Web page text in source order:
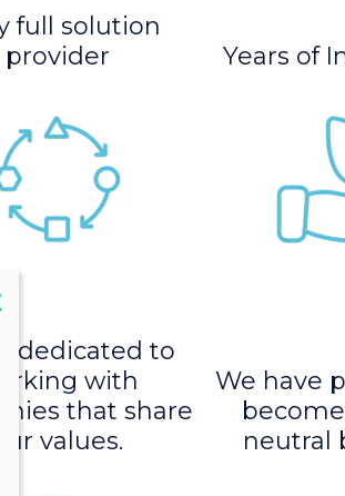
full solution
provider
Years of
dedicated to
with
that share
our values.
We have
neutral